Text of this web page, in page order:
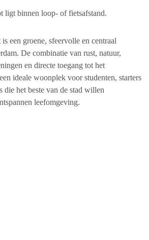
ligt binnen loop- of fietsafstand.
een groene, sfeervolle en centraal
De combinatie van rust, natuur,
en directe toegang tot het
ideale woonplek voor studenten, starters
die het beste van de stad willen
leefomgeving.